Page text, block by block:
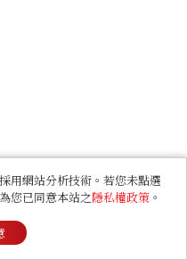
用網站分析技術。若您未點選
您已同意本站之隱私權政策 。